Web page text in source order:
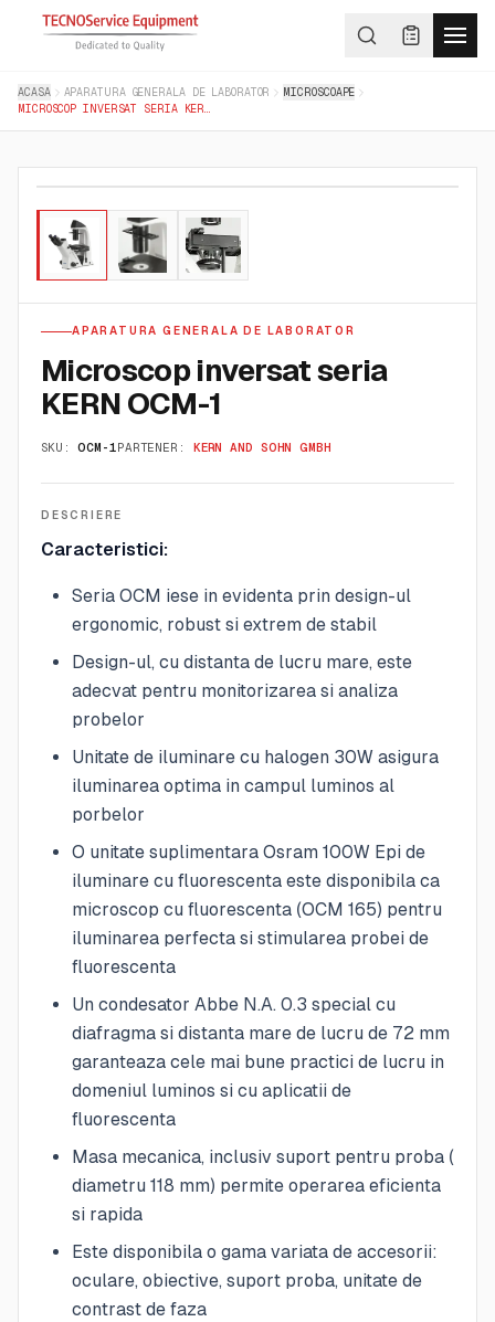
ACASA APARATURA GENERALA DE LABORATOR
MICROSCOAPE
APARATURA GENERALA DE LABORATOR
Microscop inversat seria
KERN OCM-1
SKU: OCM-1 PARTENER: KERN AND SOHN GMBH
DESCRIERE
Caracteristici:
Seria OCM iese in evidenta prin design-ul
ergonomic, robust si extrem de stabil
Design-ul, cu distanta de lucru mare, este
adecvat pentru monitorizarea si analiza
probelor
Unitate de iluminare cu halogen 30W asigura
iluminarea optima in campul luminos al
porbelor
O unitate suplimentara Osram 100W Epi de
iluminare cu fluorescenta este disponibila ca
microscop cu fluorescenta (OCM 165) pentru
iluminarea perfecta si stimularea probei de
fluorescenta
Un condesator Abbe N.A. 0.3 special cu
diafragma si distanta mare de lucru de 72 mm
garanteaza cele mai bune practici de lucru in
domeniul luminos si cu aplicatii de
fluorescenta
Masa mecanica, inclusiv suport pentru proba (
diametru 118 mm) permite operarea eficienta
si rapida
Este disponibila o gama variata de accesorii:
oculare, obiective, suport proba, unitate de
contrast de faza